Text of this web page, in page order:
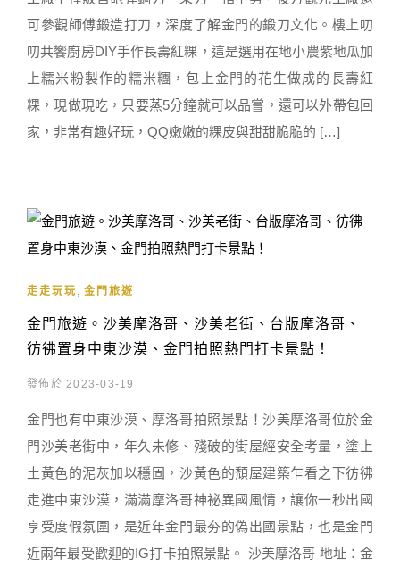
可參觀師傅鍛造打刀，深度了解金門的鍛刀文化。樓上叨
叨共饗廚房DIY手作長壽紅粿，這是選用在地小農紫地瓜加
上糯米粉製作的糯米糰，包上金門的花生做成的長壽紅
粿，現做現吃，只要蒸5分鐘就可以品嘗，還可以外帶包回
家，非常有趣好玩，QQ嫩嫩的粿皮與甜甜脆脆的 […]
走走玩玩 金門旅遊
金門旅遊。沙美摩洛哥、沙美老街、台版摩洛哥、
彷彿置身中東沙漠、金門拍照熱門打卡景點！
發佈於 2023-03-19
金門也有中東沙漠、摩洛哥拍照景點！沙美摩洛哥位於金
門沙美老街中，年久未修、殘破的街屋經安全考量，塗上
土黃色的泥灰加以穩固，沙黃色的頹屋建築乍看之下彷彿
走進中東沙漠，滿滿摩洛哥神祕異國風情，讓你一秒出國
享受度假氛圍，是近年金門最夯的偽出國景點，也是金門
近兩年最受歡迎的IG打卡拍照景點。 沙美摩洛哥 地址：金